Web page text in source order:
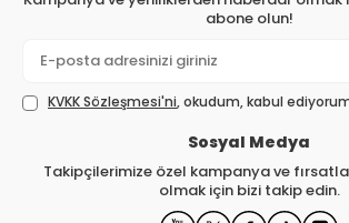
abone olun!
KVKK Sözleşmesi'ni, okudum, kabul
Sosyal Medya
Takipçilerimize özel kampanya ve
olmak için bizi takip edin.